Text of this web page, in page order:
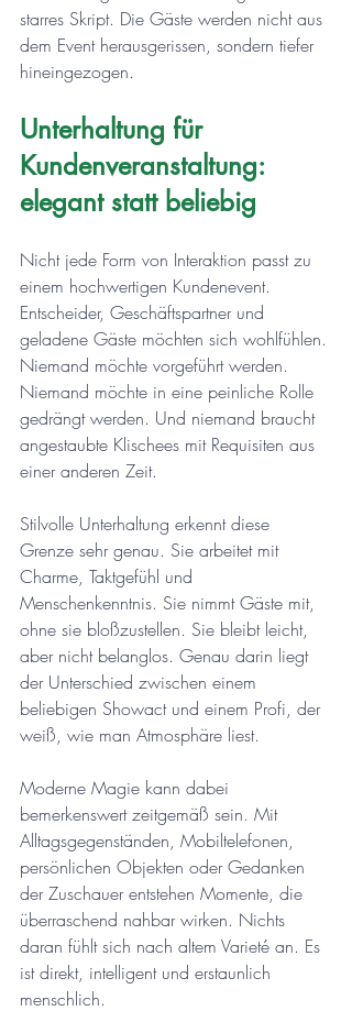
starres Skript. Die Gäste werden nicht aus
dem Event herausgerissen, sondern tiefer
hineingezogen.
Unterhaltung für
Kundenveranstaltung:
elegant statt beliebig
Nicht jede Form von Interaktion passt zu
einem hochwertigen Kundenevent.
Entscheider, Geschäftspartner und
geladene Gäste möchten sich wohlfühlen.
Niemand möchte vorgeführt werden.
Niemand möchte in eine peinliche Rolle
gedrängt werden. Und niemand braucht
angestaubte Klischees mit Requisiten aus
einer anderen Zeit.
Stilvolle Unterhaltung erkennt diese
Grenze sehr genau. Sie arbeitet mit
Charme, Taktgefühl und
Menschenkenntnis. Sie nimmt Gäste mit,
ohne sie bloßzustellen. Sie bleibt leicht,
aber nicht belanglos. Genau darin liegt
der Unterschied zwischen einem
beliebigen Showact und einem Profi, der
weiß, wie man Atmosphäre liest.
Moderne Magie kann dabei
bemerkenswert zeitgemäß sein. Mit
Alltagsgegenständen, Mobiltelefonen,
persönlichen Objekten oder Gedanken
der Zuschauer entstehen Momente, die
überraschend nahbar wirken. Nichts
daran fühlt sich nach altem Varieté an. Es
ist direkt, intelligent und erstaunlich
menschlich.